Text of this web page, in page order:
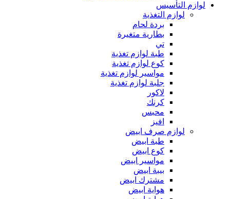
لوازم التأسيس
لوازم التغذية
بردة لحام
بطارية متغيرة
تي
طبة لوازم تغذية
كوع لوازم تغذية
مواسير لوازم تغذية
جلبة لوازم تغذية
لاكور
كرنك
محبس
افيز
لوازم صرف ابيض
طبة ابيض
كوع ابيض
مواسير ابيض
بيبة ابيض
مشترك ابيض
هواية ابيض